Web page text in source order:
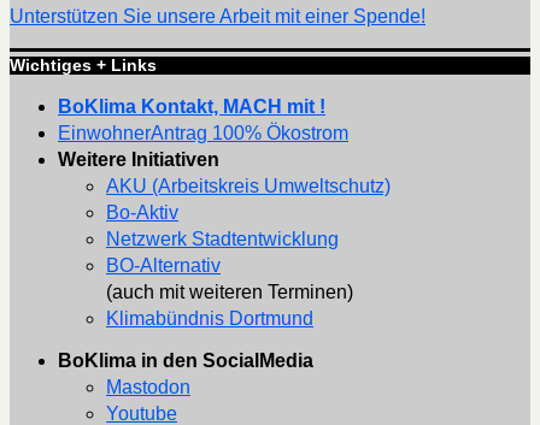
Unterstützen Sie unsere Arbeit mit einer Spende!
Wichtiges + Links
BoKlima Kontakt, MACH mit !
EinwohnerAntrag 100% Ökostrom
Weitere Initiativen
AKU (Arbeitskreis Umweltschutz)
Bo-Aktiv
Netzwerk Stadtentwicklung
BO-Alternativ
(auch mit weiteren Terminen)
Klimabündnis Dortmund
BoKlima in den SocialMedia
Mastodon
Youtube